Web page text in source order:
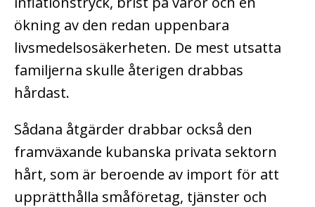
ökning av den redan uppenbara
livsmedelsosäkerheten. De mest utsatta
familjerna skulle återigen drabbas
hårdast.
Sådana åtgärder drabbar också den
framväxande kubanska privata sektorn
hårt, som är beroende av import för att
upprätthålla småföretag, tjänster och